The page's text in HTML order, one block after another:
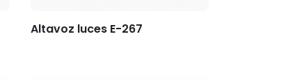
Altavoz luces E-267